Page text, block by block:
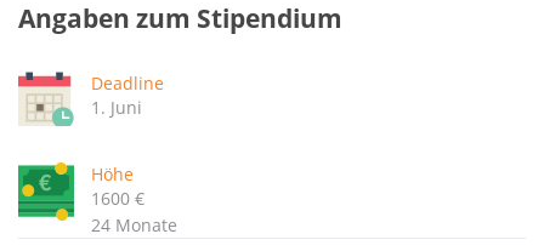
Angaben zum Stipendium
Deadline
1. Juni
Höhe
1600 €
24 Monate